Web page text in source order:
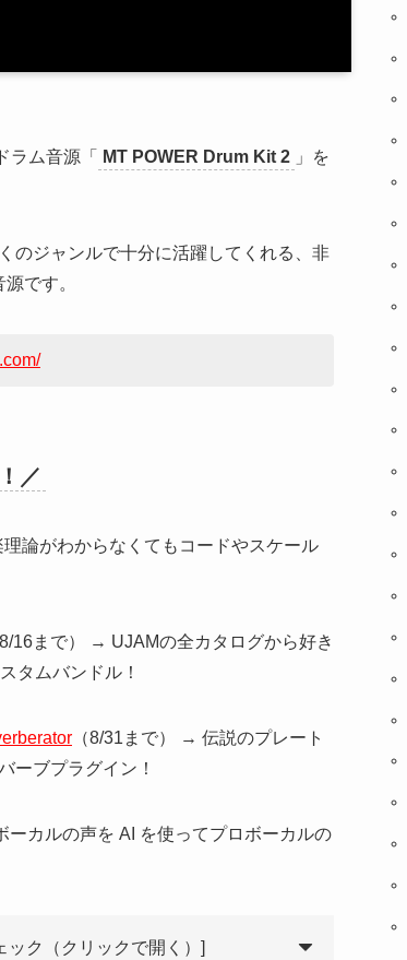
ラム音源「 MT POWER Drum Kit 2 」を
のジャンルで十分に活躍してくれる、非
です。
／
論がわからなくてもコードやスケール
8/16まで） → UJAMの全カタログから好き
タムバンドル！
（8/31まで） → 伝説のプレート
ーブプラグイン！
ーカルの声を AI を使ってプロボーカルの
ク（クリックで開く）]